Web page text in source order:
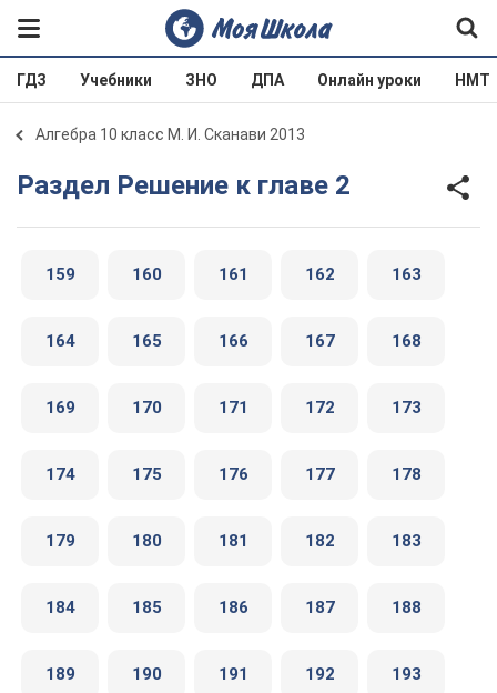
ГДЗ Учебники ЗНО ДПА Онлайн уроки НМТ
Алгебра 10 класс М. И. Сканави 2013
Раздел Решение к главе 2
159 160 161 162 163
164 165 166 167 168
169 170 171 172 173
174 175 176 177 178
179 180 181 182 183
184 185 186 187 188
189 190 191 192 193